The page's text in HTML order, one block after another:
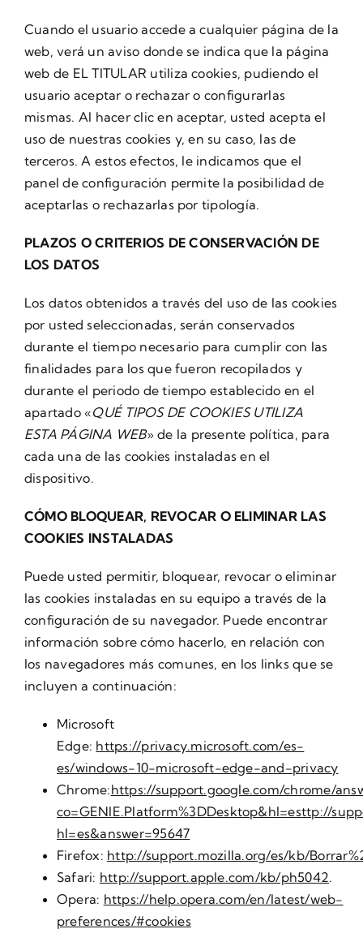
Cuando el usuario accede a cualquier página de la
web, verá un aviso donde se indica que la página
web de EL TITULAR utiliza cookies, pudiendo el
usuario aceptar o rechazar o configurarlas
mismas. Al hacer clic en aceptar, usted acepta el
uso de nuestras cookies y, en su caso, las de
terceros. A estos efectos, le indicamos que el
panel de configuración permite la posibilidad de
aceptarlas o rechazarlas por tipología.
PLAZOS O CRITERIOS DE CONSERVACIÓN DE
LOS DATOS
Los datos obtenidos a través del uso de las cookies
por usted seleccionadas, serán conservados
durante el tiempo necesario para cumplir con las
finalidades para los que fueron recopilados y
durante el periodo de tiempo establecido en el
apartado «QUÉ TIPOS DE COOKIES UTILIZA
ESTA PÁGINA WEB» de la presente política, para
cada una de las cookies instaladas en el
dispositivo.
CÓMO BLOQUEAR, REVOCAR O ELIMINAR LAS
COOKIES INSTALADAS
Puede usted permitir, bloquear, revocar o eliminar
las cookies instaladas en su equipo a través de la
configuración de su navegador. Puede encontrar
información sobre cómo hacerlo, en relación con
los navegadores más comunes, en los links que se
incluyen a continuación:
Microsoft
Edge: https://privacy.microsoft.com/es-
es/windows-10-microsoft-edge-and-privacy
Chrome:https://support.google.com/chrome/
co=GENIE.Platform%3DDesktop&hl=esttp://
hl=es&answer=95647
Firefox: http://support.mozilla.org/es/kb/
Safari: http://support.apple.com/kb/ph5042.
Opera: https://help.opera.com/en/latest/web-
preferences/#cookies